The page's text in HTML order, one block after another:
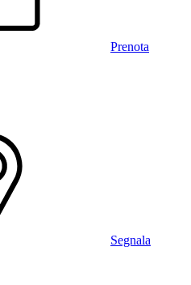
Prenota
Segnala